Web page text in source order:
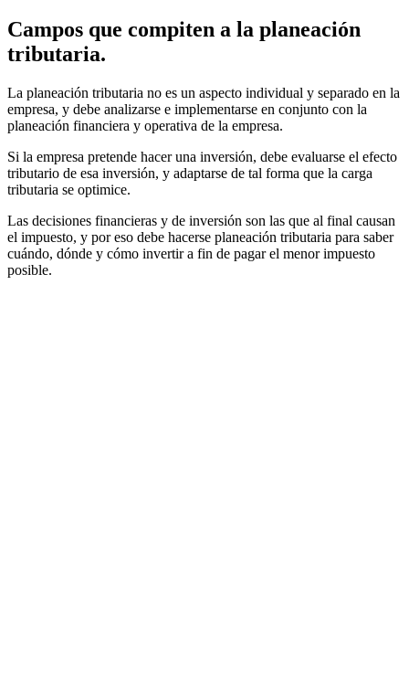
Campos que compiten a la planeación
tributaria.
La planeación tributaria no es un aspecto individual y separado en la
empresa, y debe analizarse e implementarse en conjunto con la
planeación financiera y operativa de la empresa.
Si la empresa pretende hacer una inversión, debe evaluarse el efecto
tributario de esa inversión, y adaptarse de tal forma que la carga
tributaria se optimice.
Las decisiones financieras y de inversión son las que al final causan
el impuesto, y por eso debe hacerse planeación tributaria para saber
cuándo, dónde y cómo invertir a fin de pagar el menor impuesto
posible.